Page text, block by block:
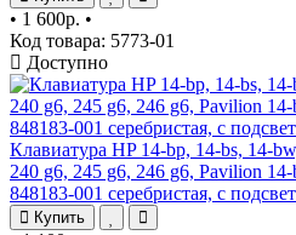
• 1 600р. •
Код товара: 5773-01
Доступно
Клавиатура HP 14-bp, 14-bs, 14-
240 g6, 245 g6, 246 g6, Pavilion
848183-001 серебристая, с
Купить